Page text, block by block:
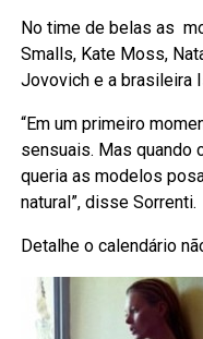
No time de belas as
Smalls, Kate Moss,
Jovovich e a brasileira
“Em um primeiro
sensuais. Mas quando
queria as modelos
natural”, disse Sorrenti.
Detalhe o calendário